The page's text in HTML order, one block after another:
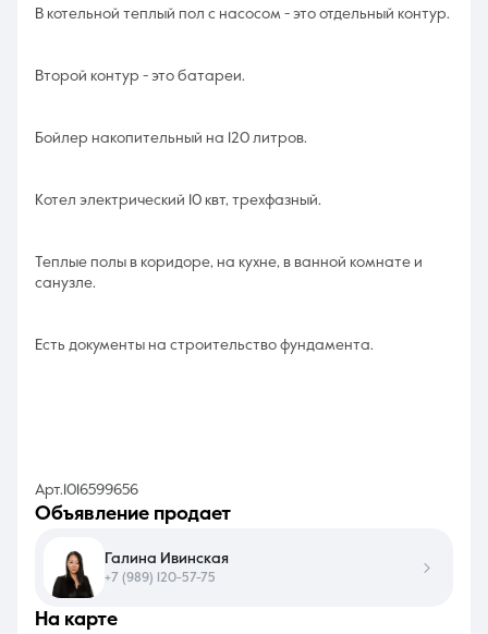
В котельной теплый пол с насосом - это отдельный контур.
Второй контур - это батареи.
Бойлер накопительный на 120 литров.
Котел электрический 10 квт, трехфазный.
Теплые полы в коридоре, на кухне, в ванной комнате и
санузле.
Есть документы на строительство фундамента.
Арт.1016599656
на карте
объявление продает
Галина Ивинская
+7 (989) 120-57-75